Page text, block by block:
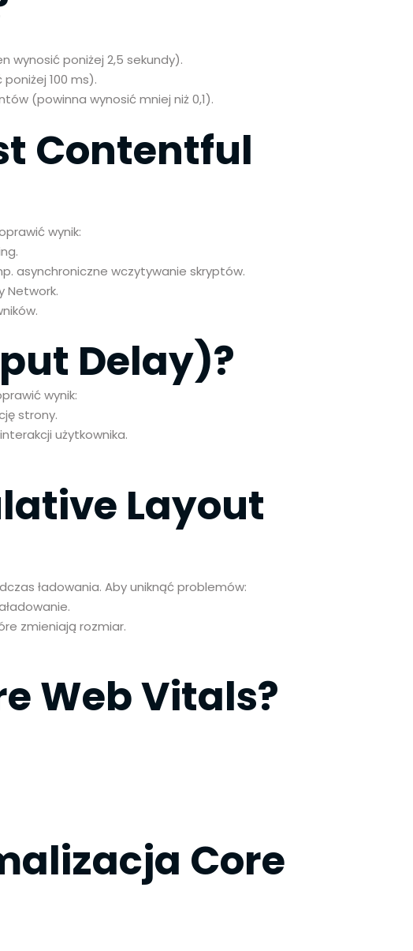
wynosić poniżej 2,5 sekundy).
100 ms).
(powinna wynosić mniej niż 0,1).
Contentful
wynik:
asynchroniczne wczytywanie skryptów.
Network.
Delay)?
wynik:
strony.
użytkownika.
Layout
ładowania. Aby uniknąć problemów:
zmieniają rozmiar.
Web Vitals?
Core